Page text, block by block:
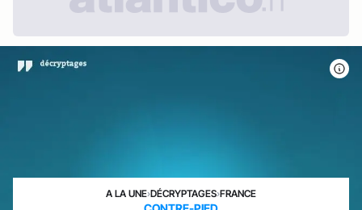
A LA UNE›DÉCRYPTAGES›FRANCE